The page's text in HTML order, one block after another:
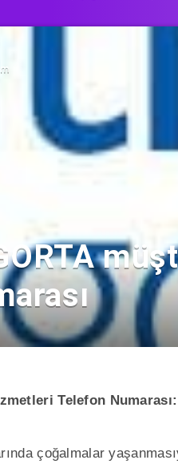
Telefon Numarası:
çoğalmalar